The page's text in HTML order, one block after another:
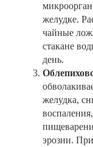
желудке.
чайные
стакане
день.
желудка,
эрозии.